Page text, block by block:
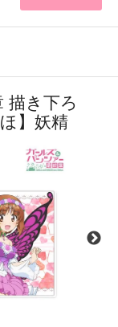
描き下ろ
】妖精